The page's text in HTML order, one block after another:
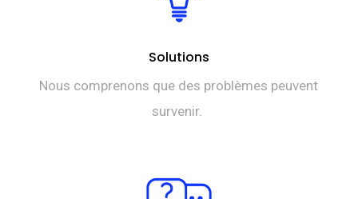
Solutions
Nous comprenons que des problèmes peuvent
survenir.